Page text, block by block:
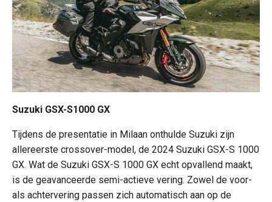
Suzuki GSX-S1000 GX
Tijdens de presentatie in Milaan onthulde Suzuki zijn
allereerste crossover-model, de 2024 Suzuki GSX-S 1000
GX. Wat de Suzuki GSX-S 1000 GX echt opvallend maakt,
is de geavanceerde semi-actieve vering. Zowel de voor-
als achtervering passen zich automatisch aan op de